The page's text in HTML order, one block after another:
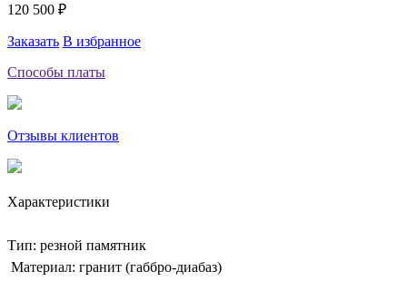
120 500 ₽
Заказать В избранное
Способы платы
Отзывы клиентов
Характеристики
Тип: резной памятник
Материал: гранит (габбро-диабаз)